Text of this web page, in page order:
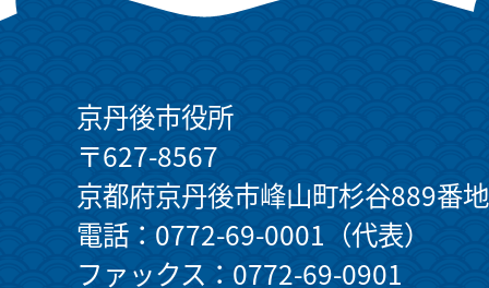
京丹後市役所
〒627-8567
京都府京丹後市峰山町杉谷889番地
電話：0772-69-0001（代表）
ファックス：0772-69-0901